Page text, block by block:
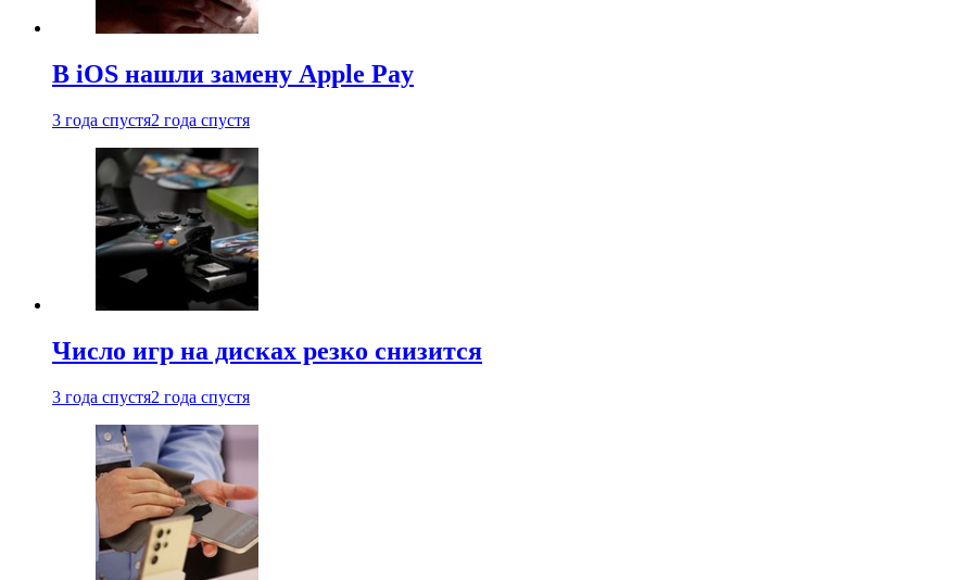
В iOS нашли замену Apple Pay
3 года спустя2 года спустя
Число игр на дисках резко снизится
3 года спустя2 года спустя